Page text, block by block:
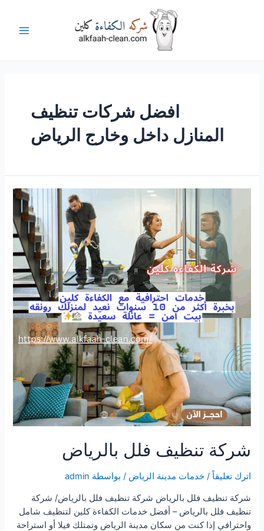
افضل شركات تنظيف
المنازل داخل وخارج الرياض
شركة تنظيف فلل بالرياض
اترك تعليقاً /خدمات مدينة الرياض / بواسطة admin
شركة تنظيف فلل بالرياض شركة تنظيف فلل بالرياض/ شركة
تنظيف فلل بالرياض – أفضل خدمات الكفاءة كلين لتنظيف شامل
واحترافي إذا كنت من سكان مدينة الرياض وتمتلك فيلا أو استراحة